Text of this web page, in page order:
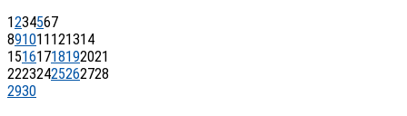
1234567
891011 121314
15161718192021
22232425262728
2930